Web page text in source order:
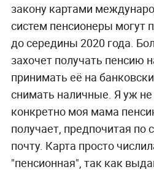
закону картами
систем пенсионеры могут
до середины 2020 года.
захочет получать пенсию
принимать её на
снимать наличные. Я уж
конкретно моя мама
получает, предпочитая по
почту. Карта просто
"пенсионная", так как